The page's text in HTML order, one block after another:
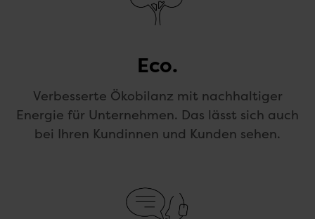
Eco.
Verbesserte Ökobilanz mit nachhaltiger
Energie für Unternehmen. Das lässt sich auch
bei Ihren Kundinnen und Kunden sehen.